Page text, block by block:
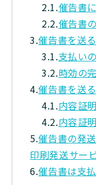
2.1.催告書
2.2.催告書
3.催告書を送
3.1.支払い
3.2.時効の
4.催告書を送
4.1.内容証
4.2.内容証
5.催告書の発
印刷発送サー
6.催告書は支